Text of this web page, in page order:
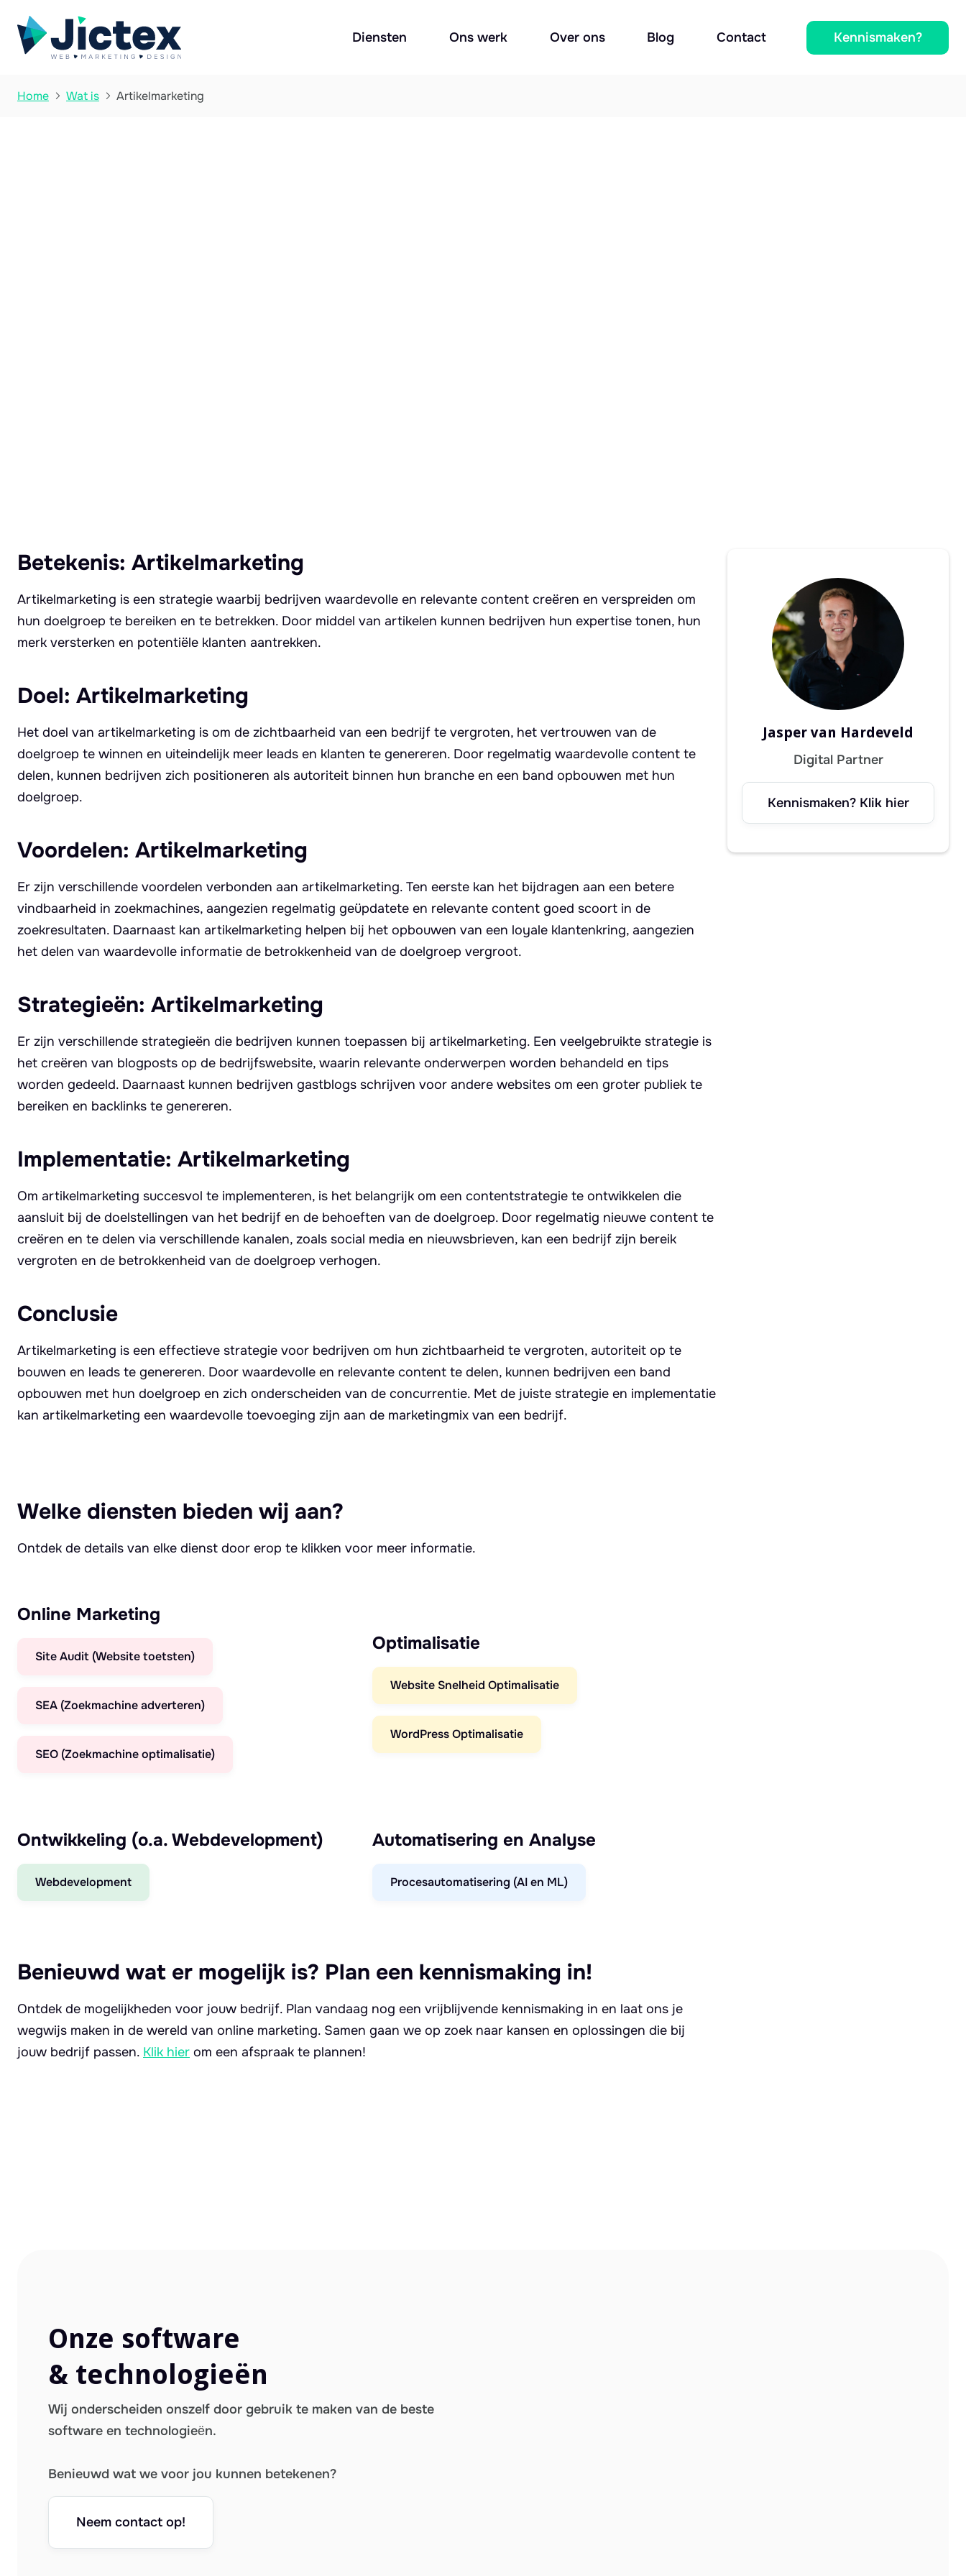
Diensten Ons werk Over ons Blog Contact Kennismaken?
Home  Wat is  Artikelmarketing
Betekenis: Artikelmarketing
Artikelmarketing is een strategie waarbij bedrijven waardevolle en relevante content creëren en verspreiden om
hun doelgroep te bereiken en te betrekken. Door middel van artikelen kunnen bedrijven hun expertise tonen, hun
merk versterken en potentiële klanten aantrekken.
Doel: Artikelmarketing
Het doel van artikelmarketing is om de zichtbaarheid van een bedrijf te vergroten, het vertrouwen van de
doelgroep te winnen en uiteindelijk meer leads en klanten te genereren. Door regelmatig waardevolle content te
delen, kunnen bedrijven zich positioneren als autoriteit binnen hun branche en een band opbouwen met hun
doelgroep.
Voordelen: Artikelmarketing
Er zijn verschillende voordelen verbonden aan artikelmarketing. Ten eerste kan het bijdragen aan een betere
vindbaarheid in zoekmachines, aangezien regelmatig geüpdatete en relevante content goed scoort in de
zoekresultaten. Daarnaast kan artikelmarketing helpen bij het opbouwen van een loyale klantenkring, aangezien
het delen van waardevolle informatie de betrokkenheid van de doelgroep vergroot.
Strategieën: Artikelmarketing
Er zijn verschillende strategieën die bedrijven kunnen toepassen bij artikelmarketing. Een veelgebruikte strategie is
het creëren van blogposts op de bedrijfswebsite, waarin relevante onderwerpen worden behandeld en tips
worden gedeeld. Daarnaast kunnen bedrijven gastblogs schrijven voor andere websites om een groter publiek te
bereiken en backlinks te genereren.
Implementatie: Artikelmarketing
Om artikelmarketing succesvol te implementeren, is het belangrijk om een contentstrategie te ontwikkelen die
aansluit bij de doelstellingen van het bedrijf en de behoeften van de doelgroep. Door regelmatig nieuwe content te
creëren en te delen via verschillende kanalen, zoals social media en nieuwsbrieven, kan een bedrijf zijn bereik
vergroten en de betrokkenheid van de doelgroep verhogen.
Conclusie
Artikelmarketing is een effectieve strategie voor bedrijven om hun zichtbaarheid te vergroten, autoriteit op te
bouwen en leads te genereren. Door waardevolle en relevante content te delen, kunnen bedrijven een band
opbouwen met hun doelgroep en zich onderscheiden van de concurrentie. Met de juiste strategie en implementatie
kan artikelmarketing een waardevolle toevoeging zijn aan de marketingmix van een bedrijf.
Welke diensten bieden wij aan?
Ontdek de details van elke dienst door erop te klikken voor meer informatie.
Online Marketing
Site Audit (Website toetsten)
SEA (Zoekmachine adverteren)
SEO (Zoekmachine optimalisatie)
Optimalisatie
Website Snelheid Optimalisatie
WordPress Optimalisatie
Ontwikkeling (o.a. Webdevelopment)
Webdevelopment
Automatisering en Analyse
Procesautomatisering (AI en ML)
Benieuwd wat er mogelijk is? Plan een kennismaking in!
Ontdek de mogelijkheden voor jouw bedrijf. Plan vandaag nog een vrijblijvende kennismaking in en laat ons je
wegwijs maken in de wereld van online marketing. Samen gaan we op zoek naar kansen en oplossingen die bij
jouw bedrijf passen. Klik hier om een afspraak te plannen!
Jasper van Hardeveld
Digital Partner
Kennismaken? Klik hier
Onze software
& technologieën
Wij onderscheiden onszelf door gebruik te maken van de beste
software en technologieën.
Benieuwd wat we voor jou kunnen betekenen?
Neem contact op!